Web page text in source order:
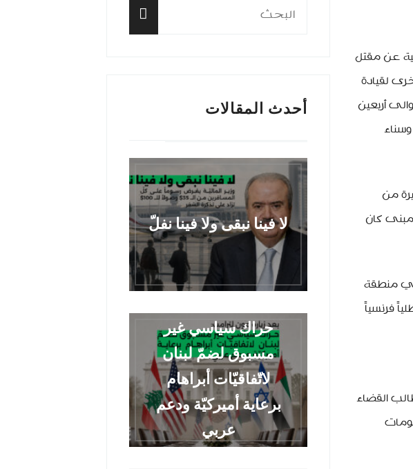
عن مقتل
لقيادة
وبعد مرور حوالى أربعين
من
مبنى كان
مبنى “دراكار” المكون من 9 طوابق في منطقة
الذي كانت تتمركز فيه الوحدة الفرنسية، فقتلت حوالى 58 مظلياً فرنسياً
القضاء
البحث
أحدث المقالات
لا فينا نبقى ولا فينا نفلّ
حراك سياسي غير
مسبوق لضمّ لبنان
لاتّفاقيّات أبراهام
برعاية أميركيّة ودعم
عربي